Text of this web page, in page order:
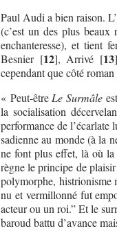
Paul Audi a bien raison.
(c’est un des plus beaux
enchanteresse), et tient
Besnier[12], Arrivé[13]
cependant que côté roman
« Peut-être Le Surmâle
la socialisation
performance de l’écarlate
sadienne au monde (à la
ne font plus effet, là où la
règne le principe de
polymorphe, histrionisme
nu et vermillonné fut
acteur ou un roi.” Et le
baroud battu d’avance